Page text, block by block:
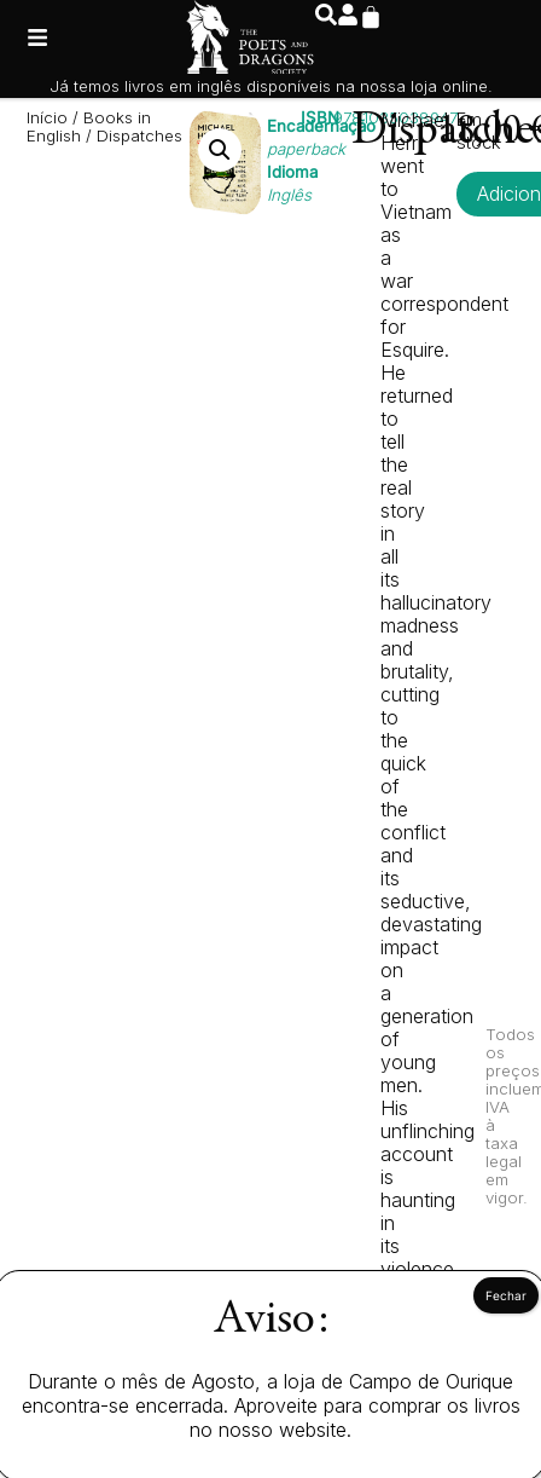
Início / Books in
English / Dispatches
Encadernação
paperback
Idioma
Inglês
ISBN9781035038947
Michael
Herr
went
to
Vietnam
as
a
war
correspondent
for
Esquire.
He
returned
to
tell
the
real
story
in
all
its
hallucinatory
madness
and
brutality,
cutting
to
the
quick
of
the
conflict
and
its
seductive,
devastating
impact
on
a
generation
of
young
men.
His
unflinching
account
is
haunting
in
its
violence,
in
its
18,00
Em
stock
Todos
os
preços
IVA
à
taxa
legal
em
vigor.
Já temos livros em inglês disponíveis na nossa loja online.
Aviso:
Durante o mês de Agosto, a loja de Campo de Ourique
encontra-se encerrada. Aproveite para comprar os livros
no nosso website.